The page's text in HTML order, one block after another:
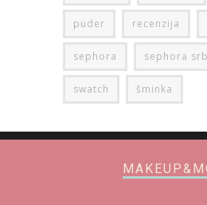
puder recenzija
sephora sephora
swatch šminka